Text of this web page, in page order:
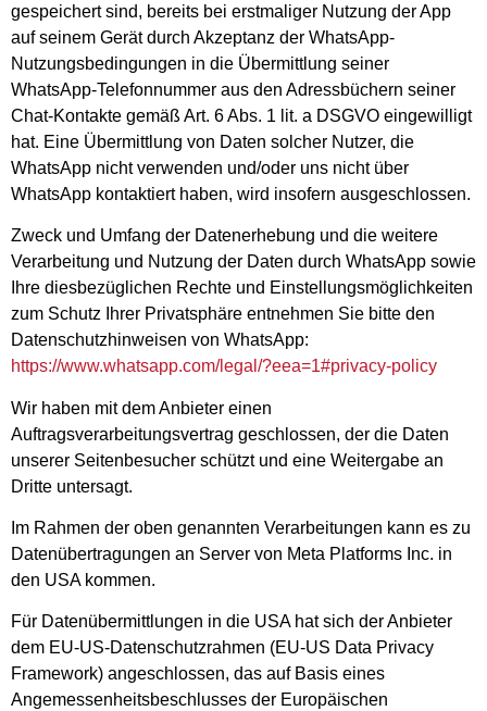
gespeichert sind, bereits bei erstmaliger Nutzung der App
auf seinem Gerät durch Akzeptanz der WhatsApp-
Nutzungsbedingungen in die Übermittlung seiner
WhatsApp-Telefonnummer aus den Adressbüchern seiner
Chat-Kontakte gemäß Art. 6 Abs. 1 lit. a DSGVO eingewilligt
hat. Eine Übermittlung von Daten solcher Nutzer, die
WhatsApp nicht verwenden und/oder uns nicht über
WhatsApp kontaktiert haben, wird insofern ausgeschlossen.
Zweck und Umfang der Datenerhebung und die weitere
Verarbeitung und Nutzung der Daten durch WhatsApp sowie
Ihre diesbezüglichen Rechte und Einstellungsmöglichkeiten
zum Schutz Ihrer Privatsphäre entnehmen Sie bitte den
Datenschutzhinweisen von WhatsApp:
https://www.whatsapp.com/legal /?eea=1#privacy-policy
Wir haben mit dem Anbieter einen
Auftragsverarbeitungsvertrag geschlossen, der die Daten
unserer Seitenbesucher schützt und eine Weitergabe an
Dritte untersagt.
Im Rahmen der oben genannten Verarbeitungen kann es zu
Datenübertragungen an Server von Meta Platforms Inc. in
den USA kommen.
Für Datenübermittlungen in die USA hat sich der Anbieter
dem EU-US-Datenschutzrahmen (EU-US Data Privacy
Framework) angeschlossen, das auf Basis eines
Angemessenheitsbeschlusses der Europäischen